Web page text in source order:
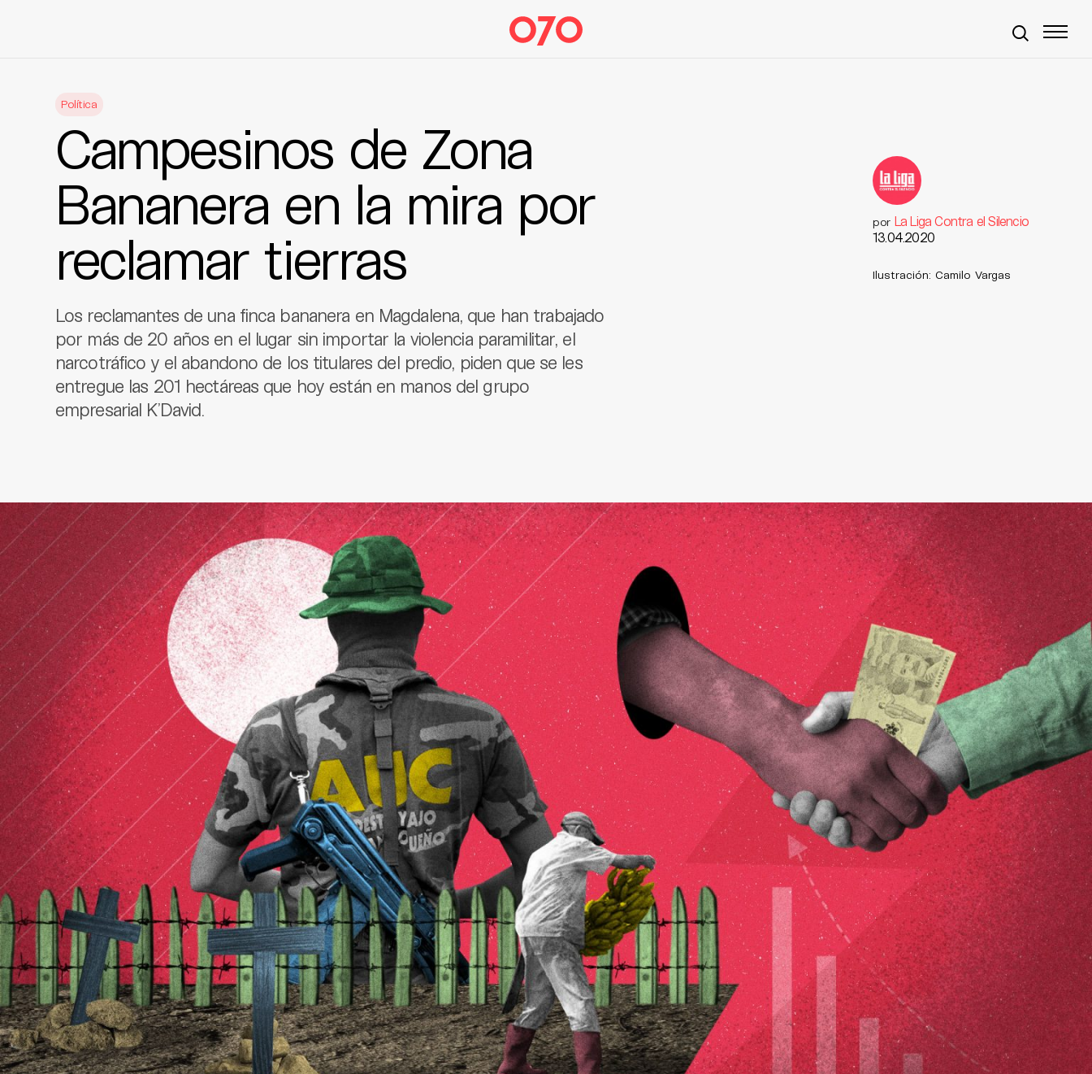
Política
Campesinos de Zona
Bananera en la mira por
reclamar tierras
Los reclamantes de una finca bananera en Magdalena, que han trabajado
por más de 20 años en el lugar sin importar la violencia paramilitar, el
narcotráfico y el abandono de los titulares del predio, piden que se les
entregue las 201 hectáreas que hoy están en manos del grupo
empresarial K’David.
por La Liga Contra el Silencio
13.04.2020
Ilustración: Camilo Vargas